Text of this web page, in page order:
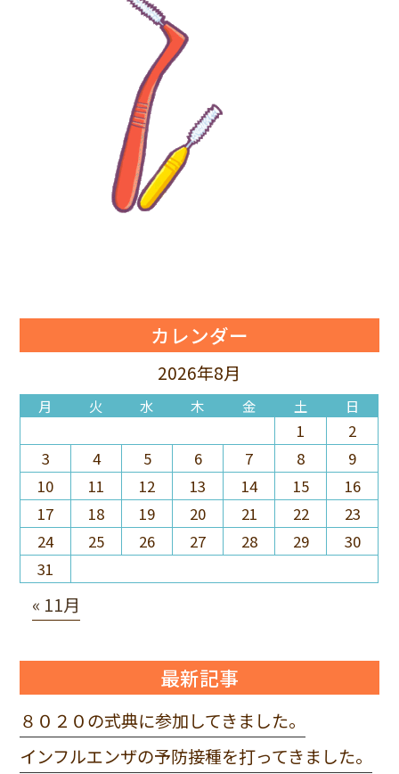
カレンダー
2026年8月
月 火 水 木 金 土 日
1
2
3
4 5 6 7 8
9
10
11 12 13 14 15
16
17
18 19 20 21 22
23
24
25 26 27 28 29
30
31
« 11月
最新記事
８０２０の式典に参加してきました。
インフルエンザの予防接種を打ってきました。